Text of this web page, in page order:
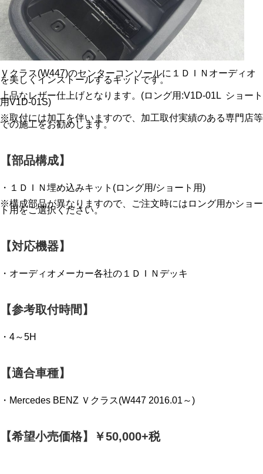
Ｖクラス(W447)のセンターコンソールに１ＤＩＮオーディオ
を美しくインストールするキットです。
上品なレザー仕上げとなります。(ロング用:V1D-01L ショート
用V1D-01S)
※取付には加工を伴いますので、加工取付実績のある専門店等
での施工をお勧めします。
【部品構成】
・１ＤＩＮ埋め込みキット(ロング用/ショート用)
※構成部品が異なりますので、ご注文時にはロング用かショー
ト用をご選択ください。
【対応機器】
・オーディオメーカー各社の１ＤＩＮデッキ
【参考取付時間】
・4～5H
【適合車種】
・Mercedes BENZ Ｖクラス(W447 2016.01～)
【希望小売価格】￥50,000+税